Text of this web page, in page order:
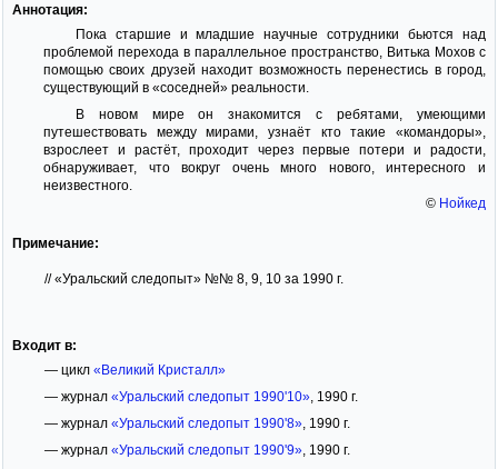
Аннотация:
Пока старшие и младшие научные сотрудники бьются над
проблемой перехода в параллельное пространство, Витька Мохов с
помощью своих друзей находит возможность перенестись в город,
существующий в «соседней» реальности.
В новом мире он знакомится с ребятами, умеющими
путешествовать между мирами, узнаёт кто такие «командоры»,
взрослеет и растёт, проходит через первые потери и радости,
обнаруживает, что вокруг очень много нового, интересного и
неизвестного.
© Нойкед
Примечание:
// «Уральский следопыт» №№ 8, 9, 10 за 1990 г.
Входит в:
— цикл «Великий Кристалл»
— журнал «Уральский следопыт 1990'10», 1990 г.
— журнал «Уральский следопыт 1990'8», 1990 г.
— журнал «Уральский следопыт 1990'9», 1990 г.